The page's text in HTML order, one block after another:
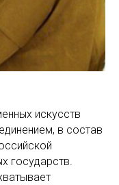
искусств
в состав
государств.